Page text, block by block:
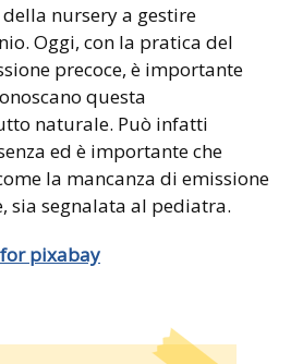
nursery a gestire
Oggi, con la pratica del
precoce, è importante
questa
naturale. Può infatti
ed è importante che
la mancanza di emissione
sia segnalata al pediatra.
pixabay